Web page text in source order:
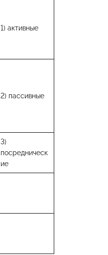
1) активные
2) пассивные
3)
посредническ
ие